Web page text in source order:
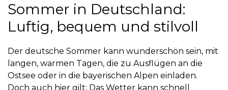
Sommer in Deutschland:
Luftig, bequem und stilvoll
Der deutsche Sommer kann wunderschön sein, mit
langen, warmen Tagen, die zu Ausflügen an die
Ostsee oder in die bayerischen Alpen einladen.
Doch auch hier gilt: Das Wetter kann schnell